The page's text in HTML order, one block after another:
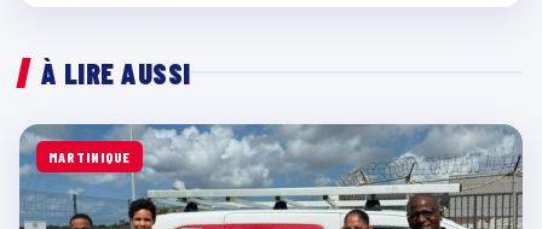
À LIRE AUSSI
MARTINIQUE